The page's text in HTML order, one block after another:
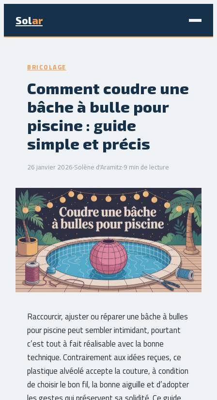
Solar
Bricolage
Écologie & Énergie
Jardinage
BRICOLAGE
Comment coudre une
bâche à bulle pour
piscine : guide
simple et précis
26 janvier 2026·Solène d'Aramitz·9 min de lecture
Raccourcir, ajuster ou réparer une bâche à bulles
pour piscine peut sembler intimidant, pourtant
c’est tout à fait réalisable avec la bonne
technique. Contrairement aux idées reçues, ce
plastique alvéolé accepte la couture, à condition
de choisir le bon fil, la bonne aiguille et d’adopter